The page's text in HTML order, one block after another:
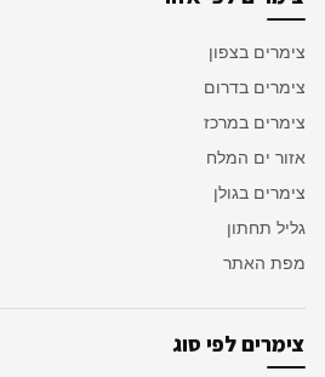
צימרים בצפון
צימרים בדרום
צימרים במרכז
אזור ים המלח
צימרים בגולן
גליל תחתון
מפת האתר
צימרים לפי סוג